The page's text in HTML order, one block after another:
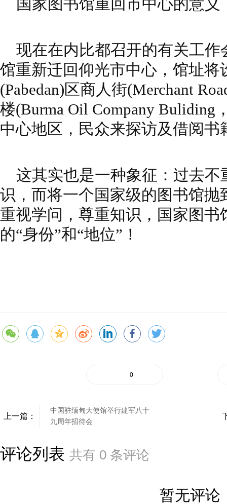
国家图书馆重回市中心的意义
现在在内比都召开的有关工作
馆重新迁回仰光市中心，馆址将
(Pabedan)区商人街(Merchant
楼(Burma Oil Company Buliding
中心地区，民众来探访及借阅
这其实也是一种象征：过去不
识，而将一个国家级的图书馆抛
重视学问，尊重知识，国家图书
的“身份”和“地位”！
0
上一篇：
中国驻缅甸大使馆举行建军八十
九周年招待会
评论列表 共有 0 条评论
暂无评论